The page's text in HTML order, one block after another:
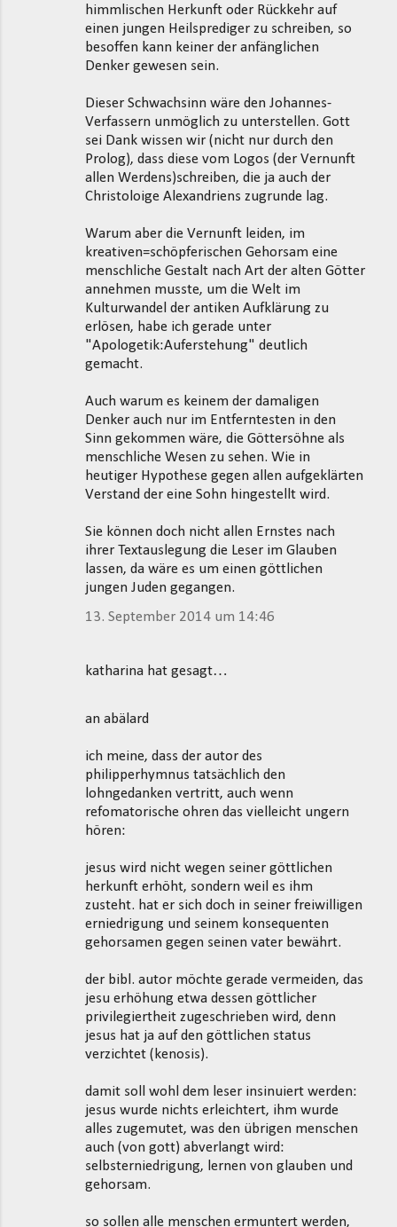
himmlischen Herkunft oder Rückkehr auf
einen jungen Heilsprediger zu schreiben, so
besoffen kann keiner der anfänglichen
Denker gewesen sein.
Dieser Schwachsinn wäre den Johannes-
Verfassern unmöglich zu unterstellen. Gott
sei Dank wissen wir (nicht nur durch den
Prolog), dass diese vom Logos (der Vernunft
allen Werdens)schreiben, die ja auch der
Christoloige Alexandriens zugrunde lag.
Warum aber die Vernunft leiden, im
kreativen=schöpferischen Gehorsam eine
menschliche Gestalt nach Art der alten Götter
annehmen musste, um die Welt im
Kulturwandel der antiken Aufklärung zu
erlösen, habe ich gerade unter
"Apologetik:Auferstehung" deutlich
gemacht.
Auch warum es keinem der damaligen
Denker auch nur im Entferntesten in den
Sinn gekommen wäre, die Göttersöhne als
menschliche Wesen zu sehen. Wie in
heutiger Hypothese gegen allen aufgeklärten
Verstand der eine Sohn hingestellt wird.
Sie können doch nicht allen Ernstes nach
ihrer Textauslegung die Leser im Glauben
lassen, da wäre es um einen göttlichen
jungen Juden gegangen.
13. September 2014 um 14:46
katharina hat gesagt…
an abälard
ich meine, dass der autor des
philipperhymnus tatsächlich den
lohngedanken vertritt, auch wenn
refomatorische ohren das vielleicht ungern
hören:
jesus wird nicht wegen seiner göttlichen
herkunft erhöht, sondern weil es ihm
zusteht. hat er sich doch in seiner freiwilligen
erniedrigung und seinem konsequenten
gehorsamen gegen seinen vater bewährt.
der bibl. autor möchte gerade vermeiden, das
jesu erhöhung etwa dessen göttlicher
privilegiertheit zugeschrieben wird, denn
jesus hat ja auf den göttlichen status
verzichtet (kenosis).
damit soll wohl dem leser insinuiert werden:
jesus wurde nichts erleichtert, ihm wurde
alles zugemutet, was den übrigen menschen
auch (von gott) abverlangt wird:
selbsterniedrigung, lernen von glauben und
gehorsam.
so sollen alle menschen ermuntert werden,